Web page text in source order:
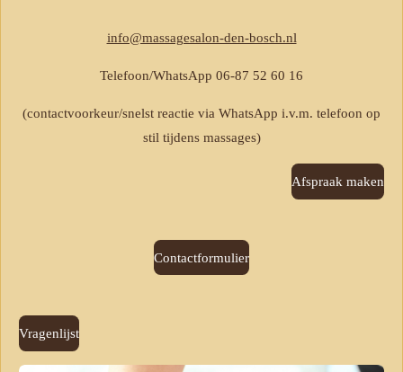
info@massagesalon-den-bosch.nl
Telefoon/WhatsApp 06-87 52 60 16
(contactvoorkeur/snelst reactie via WhatsApp i.v.m. telefoon op
stil tijdens massages)
Afspraak maken
Contactformulier
Vragenlijst